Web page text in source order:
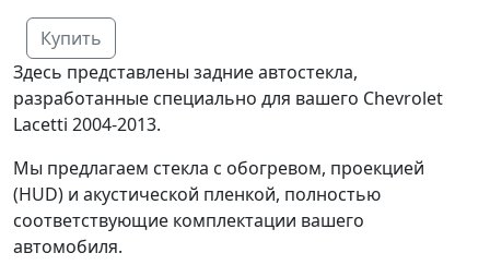
Купить
Здесь представлены задние автостекла,
разработанные специально для вашего Chevrolet
Lacetti 2004-2013.
Мы предлагаем стекла с обогревом, проекцией
(HUD) и акустической пленкой, полностью
соответствующие комплектации вашего
автомобиля.